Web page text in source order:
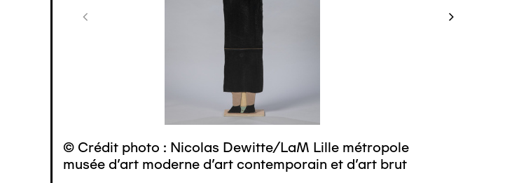
© Crédit photo : Nicolas Dewitte/LaM Lille métropole
musée d’art moderne d’art contemporain et d’art brut